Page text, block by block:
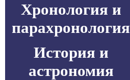
Хронология и
парахронология
История и
астрономия